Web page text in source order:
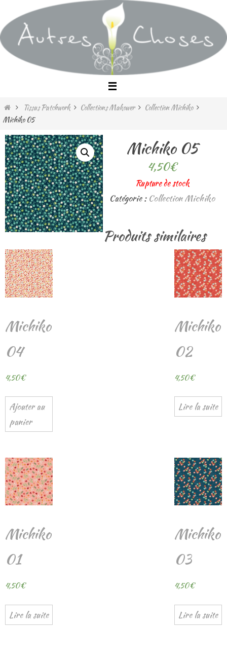
vers
le
contenu
HomeTissus Patchwork Collections Makower
Collection Michiko
Michiko 05
Michiko 05
4,50€
Rupture de stock
Catégorie : Collection Michiko
Produits similaires
Michiko
04
4,50€
Ajouter au
panier
Michiko
02
4,50€
Lire la suite
Michiko
01
4,50€
Lire la suite
Michiko
03
4,50€
Lire la suite